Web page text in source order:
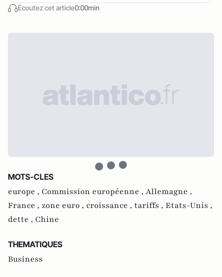
Écoutez cet article0:00min
MOTS-CLES
europe , Commission européenne , Allemagne ,
France , zone euro , croissance , tariffs , Etats-Unis ,
dette , Chine
THEMATIQUES
Business